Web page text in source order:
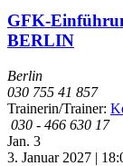
GFK-
BERLIN
Berlin
030 755 41 857
Trainerin/Trainer:
030 - 466 630 17
Jan. 3
3. Januar 2027 |